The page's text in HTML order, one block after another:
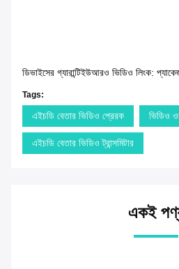
ডিভাইসের গ্যারান্টিইউআরও ভিডিও লিংক:
Tags:
এইচডি বেতার ভিডিও প্রেরক ভিডিও
এইচডি বেতার ভিডিও ট্রান্সমিটার
একই